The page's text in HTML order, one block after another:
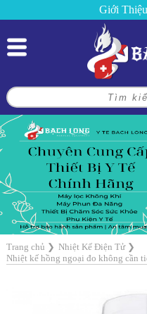
Giới Thiệu
Trang chủ ❯ Nhiệt Kế Điện Tử❯
Nhiệt kế hồng ngoại đo không cần